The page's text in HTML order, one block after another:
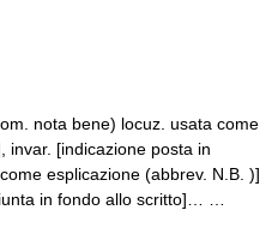
nota bene) locuz. usata come
invar. [indicazione posta in
esplicazione (abbrev. N.B. )]
in fondo allo scritto]… …